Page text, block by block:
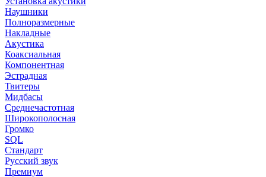
Наушники
Полноразмерные
Накладные
Акустика
Коаксиальная
Компонентная
Эстрадная
Твитеры
Мидбасы
Среднечастотная
Широкополосная
Громко
SQL
Стандарт
Русский звук
Премиум